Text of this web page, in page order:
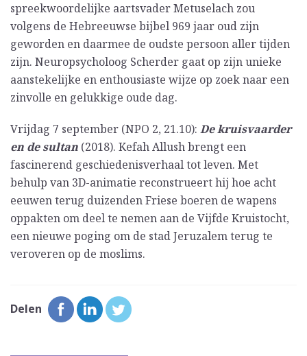
spreekwoordelijke aartsvader Metuselach zou
volgens de Hebreeuwse bijbel 969 jaar oud zijn
geworden en daarmee de oudste persoon aller tijden
zijn. Neuropsycholoog Scherder gaat op zijn unieke
aanstekelijke en enthousiaste wijze op zoek naar een
zinvolle en gelukkige oude dag.
Vrijdag 7 september (NPO 2, 21.10): De kruisvaarder
en de sultan (2018). Kefah Allush brengt een
fascinerend geschiedenisverhaal tot leven. Met
behulp van 3D-animatie reconstrueert hij hoe acht
eeuwen terug duizenden Friese boeren de wapens
oppakten om deel te nemen aan de Vijfde Kruistocht,
een nieuwe poging om de stad Jeruzalem terug te
veroveren op de moslims.
Delen